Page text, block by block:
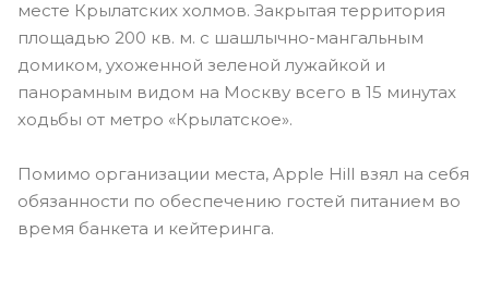
месте Крылатских холмов. Закрытая территория
площадью 200 кв. м. с шашлычно-мангальным
домиком, ухоженной зеленой лужайкой и
панорамным видом на Москву всего в 15 минутах
ходьбы от метро «Крылатское».
Помимо организации места, Apple Hill взял на себя
обязанности по обеспечению гостей питанием во
время банкета и кейтеринга.